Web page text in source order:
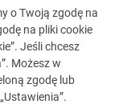
o Twoją zgodę na
na pliki cookie
Jeśli chcesz
Możesz w
zgodę lub